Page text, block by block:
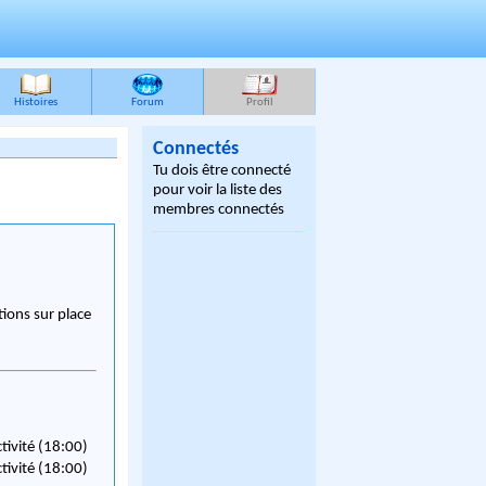
Histoires Forum Profil
sur place
(18:00)
(18:00)
Connectés
Tu dois être connecté
pour voir la liste des
membres connectés